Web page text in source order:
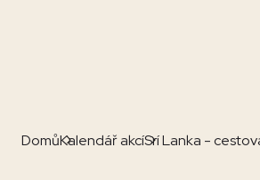
DomůKalendář akcíSrí Lanka -